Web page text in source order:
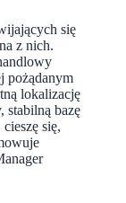
się
z nich.
pożądanym
lokalizację
stabilną bazę
się,